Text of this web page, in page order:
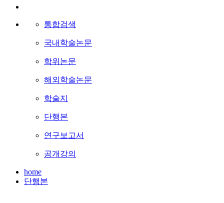
통합검색
국내학술논문
학위논문
해외학술논문
학술지
단행본
연구보고서
공개강의
home
단행본